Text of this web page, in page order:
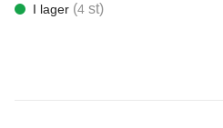
I lager (4 st)